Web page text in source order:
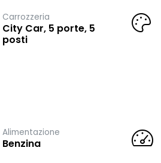
Carrozzeria
City Car, 5 porte, 5
posti
Alimentazione
Benzina